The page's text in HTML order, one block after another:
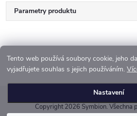
Tento web používá soubory cookie, jeho
vyjadřujete souhlas s jejich používáním.
Nastavení
Parametry produktu
Copyright 2026 Symbion. Všechna